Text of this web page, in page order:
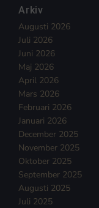
Arkiv
Augusti 2026
Juli 2026
Juni 2026
Maj 2026
April 2026
Mars 2026
Februari 2026
Januari 2026
December 2025
November 2025
Oktober 2025
September 2025
Augusti 2025
Juli 2025